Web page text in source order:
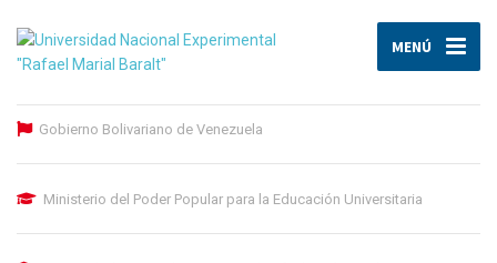
MENÚ
Gobierno Bolivariano de Venezuela
Ministerio del Poder Popular para la Educación Universitaria